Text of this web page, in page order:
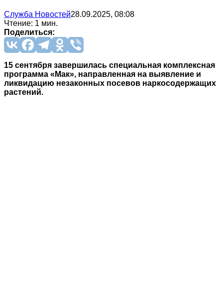
Служба Новостей28.09.2025, 08:08
Чтение: 1 мин.
Поделиться:
15 сентября завершилась специальная комплексная
программа «Мак», направленная на выявление и
ликвидацию незаконных посевов наркосодержащих
растений.